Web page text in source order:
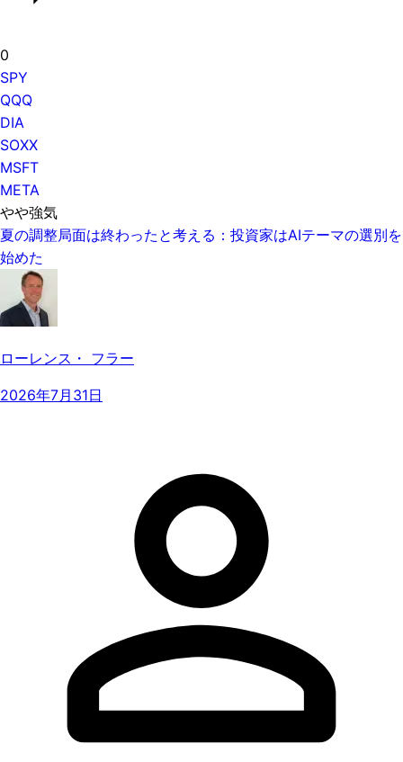
0
SPY
QQQ
DIA
SOXX
MSFT
META
やや強気
夏の調整局面は終わったと考える：投資家はAIテーマの選別を
始めた
ローレンス・ フラー
2026年7月31日